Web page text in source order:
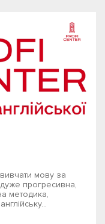
мову за
прогресивна,
методика,